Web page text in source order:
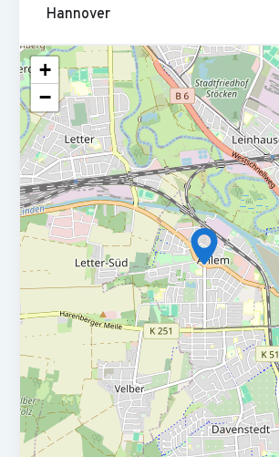
Steuererklärungen mit und arbeiten
Kanzleileitung zusammen.
Sie identifizieren Innovationspotenziale
Arbeitsabläufen und bringen proaktiv
Effizienzsteigerung ein.
Sie haben eine abgeschlossene
Steuerfachangestellte:r oder eine
Qualifikation.
In der Lohn- und Finanzbuchhaltung
fundierte Berufserfahrung mit.
Digitalisierung ist für Sie mehr als ein
begeistern sich für neue Technologien
idealerweise erste Erfahrung mit Tools
Unternehmen online.
Hannover
+
−